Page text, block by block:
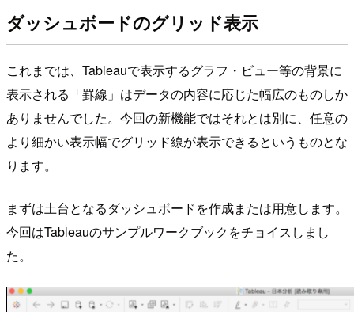
ダッシュボードのグリッド表示
これまでは、Tableauで表示するグラフ・ビュー等の背景に
表示される「罫線」はデータの内容に応じた幅広のものしか
ありませんでした。今回の新機能ではそれとは別に、任意の
より細かい表示幅でグリッド線が表示できるというものとな
ります。
まずは土台となるダッシュボードを作成または用意します。
今回はTableauのサンプルワークブックをチョイスしまし
た。